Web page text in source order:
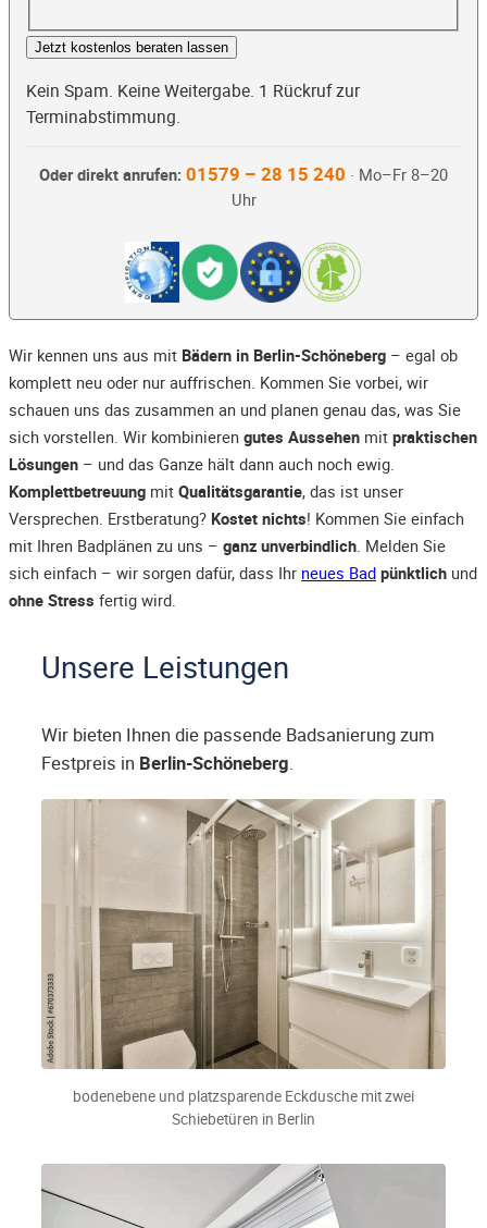
Jetzt kostenlos beraten lassen
Kein Spam. Keine Weitergabe. 1 Rückruf zur
Terminabstimmung.
Oder direkt anrufen: 01579 – 28 15 240 · Mo–Fr 8–20
Uhr
Wir kennen uns aus mit Bädern in Berlin-Schöneberg – egal ob
komplett neu oder nur auffrischen. Kommen Sie vorbei, wir
schauen uns das zusammen an und planen genau das, was Sie
sich vorstellen. Wir kombinieren gutes Aussehen mit praktischen
Lösungen – und das Ganze hält dann auch noch ewig.
Komplettbetreuung mit Qualitätsgarantie, das ist unser
Versprechen. Erstberatung? Kostet nichts! Kommen Sie einfach
mit Ihren Badplänen zu uns – ganz unverbindlich. Melden Sie
sich einfach – wir sorgen dafür, dass Ihr neues Bad pünktlich und
ohne Stress fertig wird.
Unsere Leistungen
Wir bieten Ihnen die passende Badsanierung zum
Festpreis in Berlin-Schöneberg.
bodenebene und platzsparende Eckdusche mit zwei
Schiebetüren in Berlin